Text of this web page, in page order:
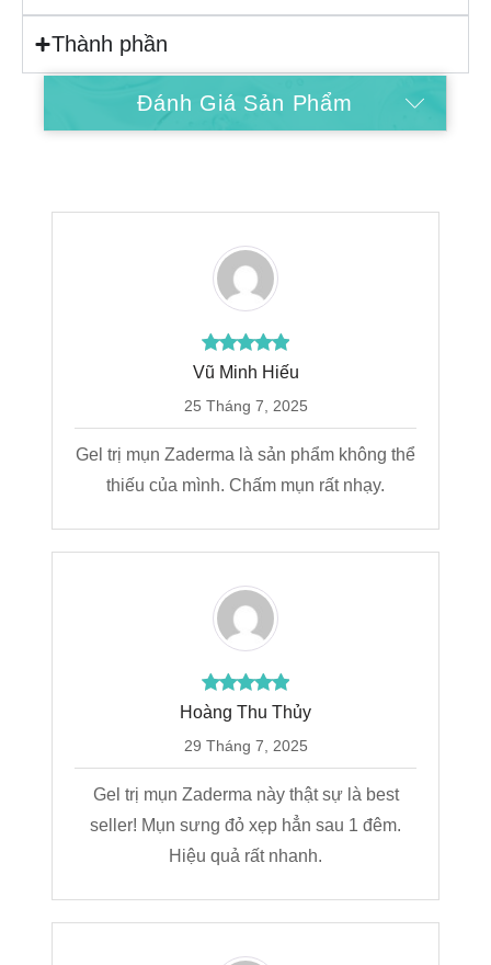
Thành phần
Đánh Giá Sản Phẩm
Hướng Dẫn Mua Hàng
Vũ Minh Hiếu
25 Tháng 7, 2025
Gel trị mụn Zaderma là sản phẩm không thể
thiếu của mình. Chấm mụn rất nhạy.
Hoàng Thu Thủy
29 Tháng 7, 2025
Gel trị mụn Zaderma này thật sự là best
seller! Mụn sưng đỏ xẹp hẳn sau 1 đêm.
Hiệu quả rất nhanh.